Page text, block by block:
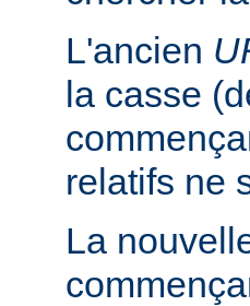
L'ancien
la casse
relatifs ne
La